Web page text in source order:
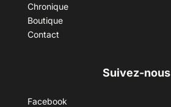
Chronique
Boutique
Contact
Suivez-nous
Facebook